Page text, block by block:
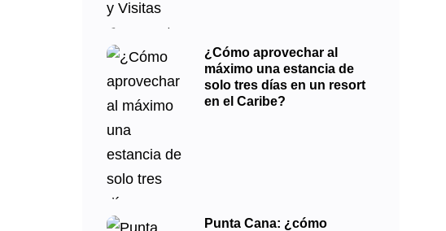
¿Cómo aprovechar al
máximo una estancia de
solo tres días en un resort
en el Caribe?
Punta Cana: ¿cómo